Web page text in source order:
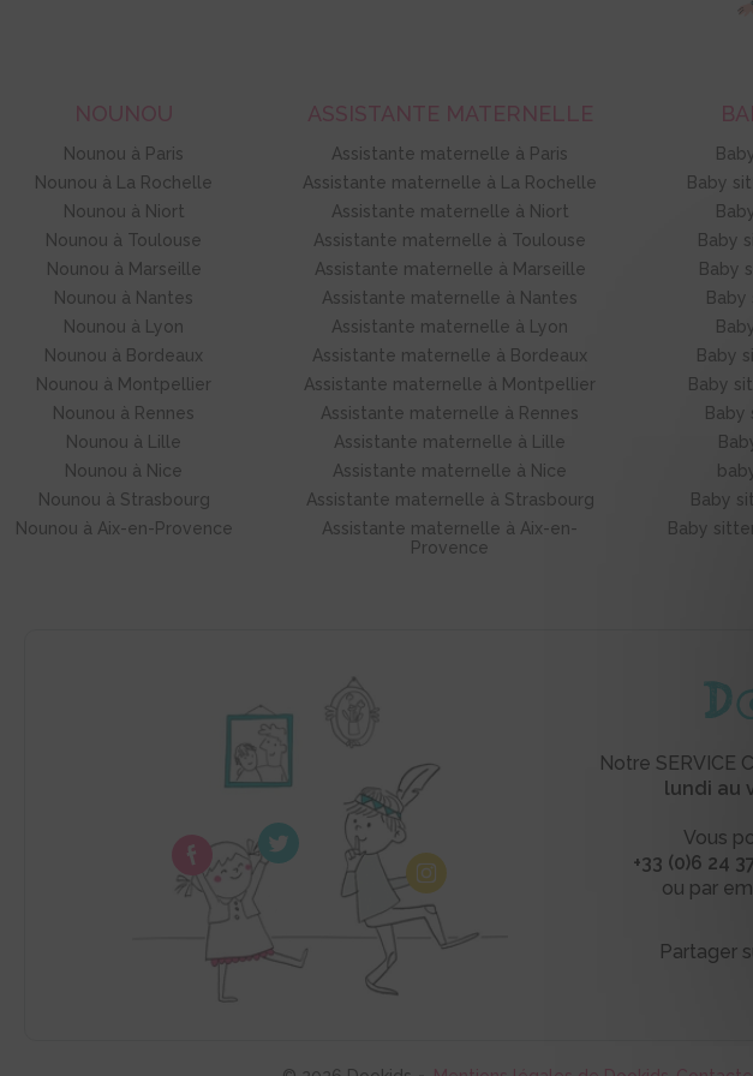
NOUNOU
Nounou à Paris
Nounou à La Rochelle
Nounou à Niort
Nounou à Toulouse
Nounou à Marseille
Nounou à Nantes
Nounou à Lyon
Nounou à Bordeaux
Nounou à Montpellier
Nounou à Rennes
Nounou à Lille
Nounou à Nice
Nounou à Strasbourg
Nounou à Aix-en-Provence
ASSISTANTE MATERNELLE
Assistante maternelle à Paris
Assistante maternelle à La Rochelle
Assistante maternelle à Niort
Assistante maternelle à Toulouse
Assistante maternelle à Marseille
Assistante maternelle à Nantes
Assistante maternelle à Lyon
Assistante maternelle à Bordeaux
Assistante maternelle à Montpellier
Assistante maternelle à Rennes
Assistante maternelle à Lille
Assistante maternelle à Nice
Assistante maternelle à Strasbourg
Assistante maternelle à Aix-en-
Provence
Baby
Baby
Baby
Baby
Baby
Baby
Baby
Baby
Notre SERVICE
lundi au
Vous
+33 (0)6 24
ou par
Partager